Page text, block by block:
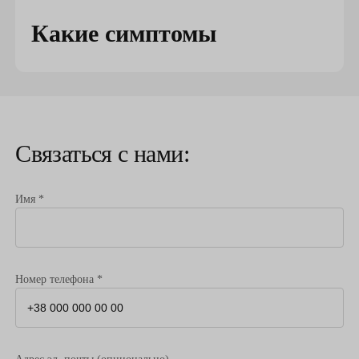
Какие симптомы
мочи в объеме от нескольких незаметных капель до
смехе и/или любой другой физической нагрузке, что
повседневную жизнь?
Есть данные, что за квалифицированной помощью
обращается менее 30% больных. Недержание мочи
склонно прогрессировать, постепенно нарушая
Связаться с нами:
Имя *
Номер телефона *